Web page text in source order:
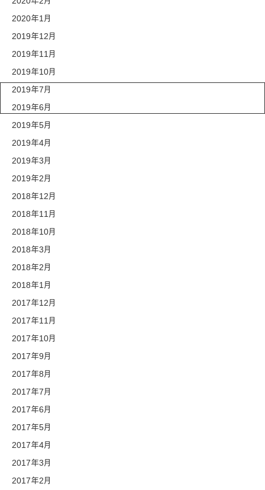
2020年1月
2019年12月
2019年11月
2019年10月
2019年7月
2019年6月
2019年5月
2019年4月
2019年3月
2019年2月
2018年12月
2018年11月
2018年10月
2018年3月
2018年2月
2018年1月
2017年12月
2017年11月
2017年10月
2017年9月
2017年8月
2017年7月
2017年6月
2017年5月
2017年4月
2017年3月
2017年2月